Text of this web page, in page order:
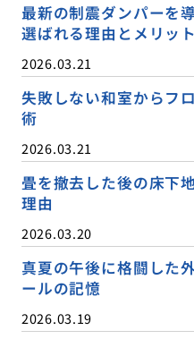
最新の制震ダンパーを
選ばれる理由とメリット
2026.03.21
失敗しない和室からフ
術
2026.03.21
畳を撤去した後の床下
理由
2026.03.20
真夏の午後に格闘した
ールの記憶
2026.03.19